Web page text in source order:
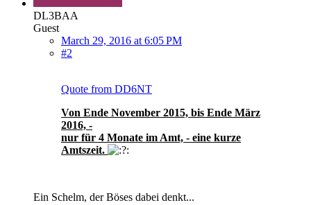
DL3BAA
Guest
March 29, 2016 at 6:05 PM
#2
Quote from DD6NT
Von Ende November 2015, bis Ende März
2016, -
nur für 4 Monate im Amt, - eine kurze
Amtszeit.
Ein Schelm, der Böses dabei denkt...